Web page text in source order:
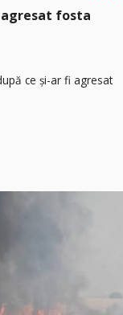
fosta
ce și-ar fi agresat